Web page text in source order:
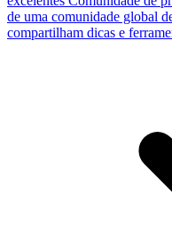
de uma comunidade global
compartilham dicas e